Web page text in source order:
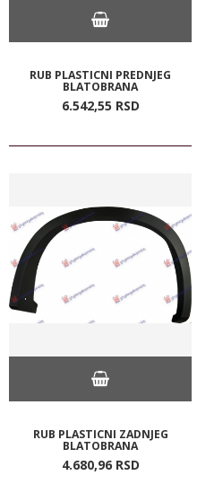
RUB PLASTICNI PREDNJEG
BLATOBRANA
6.542,55 RSD
RUB PLASTICNI ZADNJEG
BLATOBRANA
4.680,96 RSD